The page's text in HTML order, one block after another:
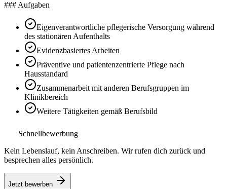
### Aufgaben
Eigenverantwortliche pflegerische Versorgung während
des stationären Aufenthalts
Evidenzbasiertes Arbeiten
Präventive und patientenzentrierte Pflege nach
Hausstandard
Zusammenarbeit mit anderen Berufsgruppen im
Klinikbereich
Weitere Tätigkeiten gemäß Berufsbild
Schnellbewerbung
Kein Lebenslauf, kein Anschreiben. Wir rufen dich zurück und
besprechen alles persönlich.
Jetzt bewerben